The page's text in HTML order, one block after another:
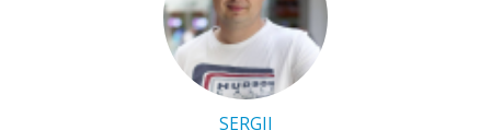
SERGII